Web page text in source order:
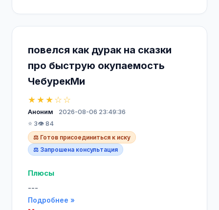
повелся как дурак на сказки
про быструю окупаемость
ЧебурекМи
★★★☆☆
Аноним
2026-08-06 23:49:36
⭐ 3👁️ 84
⚖️ Готов присоединиться к иску
⚖️ Запрошена консультация
Плюсы
---
Подробнее »